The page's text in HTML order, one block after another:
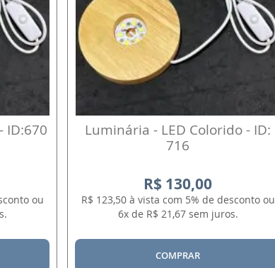
ID:670
ou
Luminária - LED Colorido - ID:
716
R$ 130,00
R$ 123,50 à vista com 5% de desconto ou
6x de R$ 21,67 sem juros.
COMPRAR